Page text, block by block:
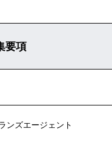
要項
ンズエージェント